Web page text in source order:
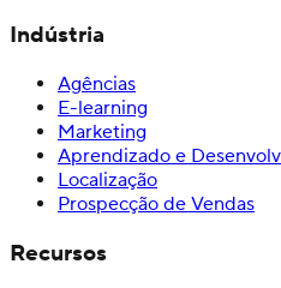
Indústria
Agências
E-learning
Marketing
Aprendizado e
Localização
Prospecção de Vendas
Recursos